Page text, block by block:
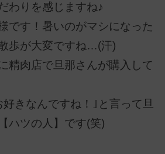
わりを感じますね♪
です！暑いのがマシになった
歩が大変ですね…(汗)
精肉店で旦那さんが購入して
きなんですね！｣と言って旦
ハツの人】です(笑)